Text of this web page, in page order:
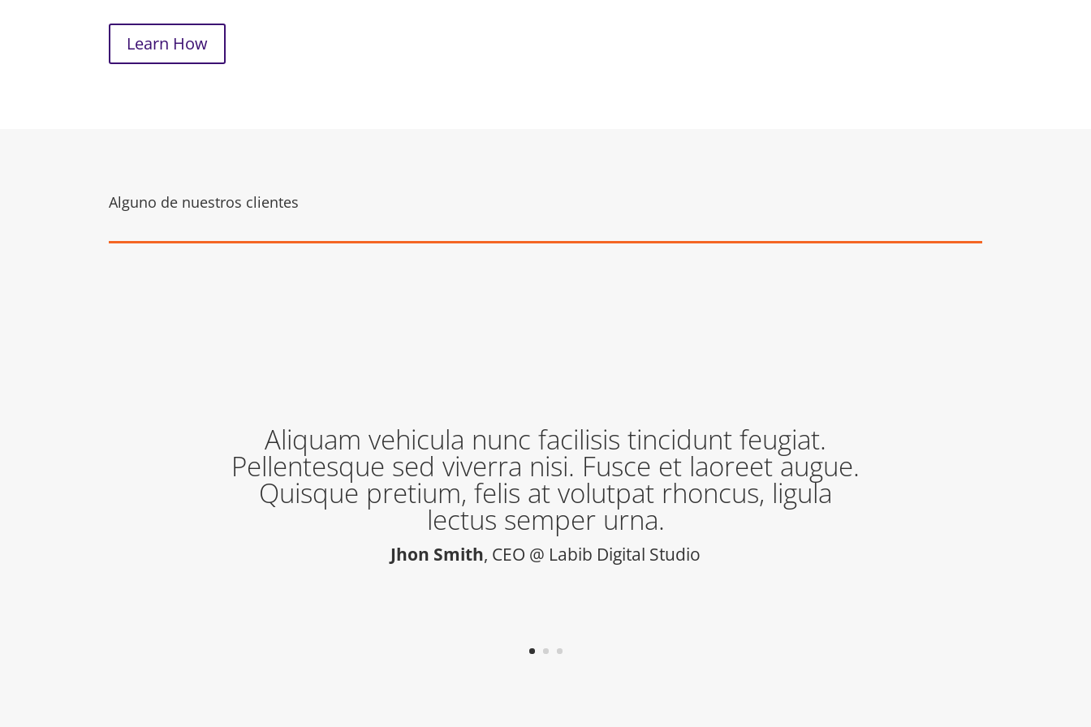
Learn How
Alguno de nuestros clientes
Aliquam vehicula nunc facilisis tincidunt feugiat.
Pellentesque sed viverra nisi. Fusce et laoreet augue.
Quisque pretium, felis at volutpat rhoncus, ligula
lectus semper urna.
Jhon Smith, CEO @ Labib Digital Studio